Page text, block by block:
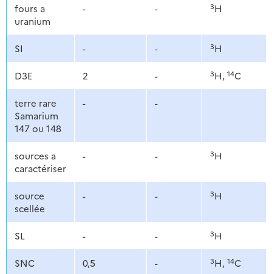
fours a
uranium
- - 3H
SI - - 3H
D3E 2 - 3H, 14C
terre rare
Samarium
147 ou 148
- -
sources a
caractériser
- - 3H
source
scellée
- - 3H
SL - - 3H
SNC 0,5 - 3H, 14C